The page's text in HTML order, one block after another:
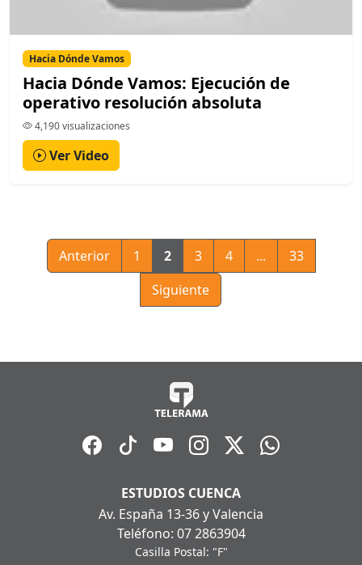
Hacia Dónde Vamos
Hacia Dónde Vamos: Ejecución de
operativo resolución absoluta
4,190 visualizaciones
Ver Video
Anterior 1 2 3 4 ...
33
Siguiente
ESTUDIOS CUENCA
Av. España 13-36 y Valencia
Teléfono: 07 2863904
Casilla Postal: "F"